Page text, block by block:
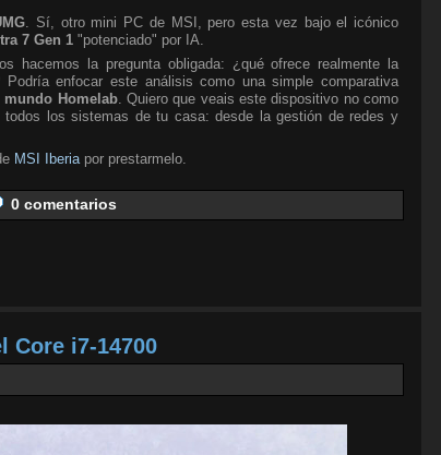
. Sí, otro mini PC de MSI, pero esta vez bajo el icónico
7 Gen 1 "potenciado" por IA.
hacemos la pregunta obligada: ¿qué ofrece realmente la
enfocar este análisis como una simple comparativa
mundo Homelab. Quiero que veais este dispositivo no como
todos los sistemas de tu casa: desde la gestión de redes y
MSI Iberia por prestarmelo.
0 comentarios
Core i7-14700